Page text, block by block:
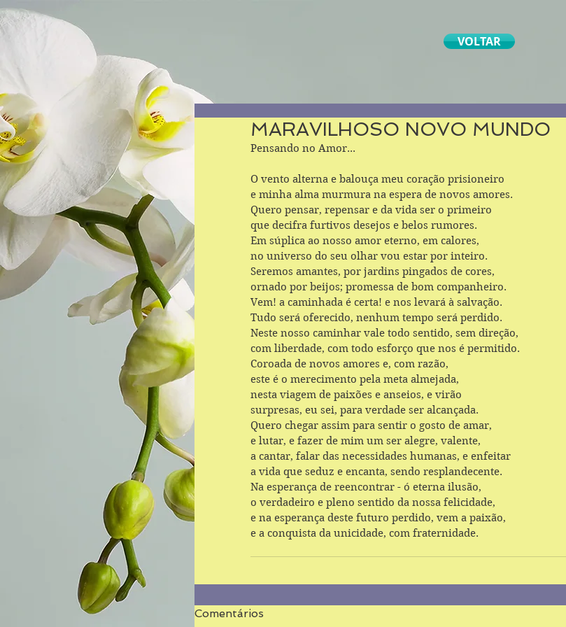
VOLTAR
MARAVILHOSO NOVO MUNDO
Pensando no Amor...
O vento alterna e balouça meu coração prisioneiro
e minha alma murmura na espera de novos amores.
Quero pensar, repensar e da vida ser o primeiro
que decifra furtivos desejos e belos rumores.
Em súplica ao nosso amor eterno, em calores,
no universo do seu olhar vou estar por inteiro.
Seremos amantes, por jardins pingados de cores,
ornado por beijos; promessa de bom companheiro.
Vem! a caminhada é certa! e nos levará à salvação.
Tudo será oferecido, nenhum tempo será perdido.
Neste nosso caminhar vale todo sentido, sem direção,
com liberdade, com todo esforço que nos é permitido.
Coroada de novos amores e, com razão,
este é o merecimento pela meta almejada,
nesta viagem de paixões e anseios, e virão
surpresas, eu sei, para verdade ser alcançada.
Quero chegar assim para sentir o gosto de amar,
e lutar, e fazer de mim um ser alegre, valente,
a cantar, falar das necessidades humanas, e enfeitar
a vida que seduz e encanta, sendo resplandecente.
Na esperança de reencontrar - ó eterna ilusão,
o verdadeiro e pleno sentido da nossa felicidade,
e na esperança deste futuro perdido, vem a paixão,
e a conquista da unicidade, com fraternidade.
Comentários